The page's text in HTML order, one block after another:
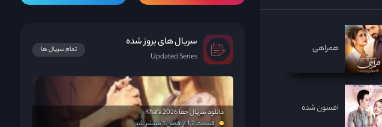
همراهی
افسون شده
سریال های بروز شده
Updated Series
تمام سریال ها
دانلود سریال خفا Khafa 2026
قسمت 1,2 از فصل 1 منتشر شد